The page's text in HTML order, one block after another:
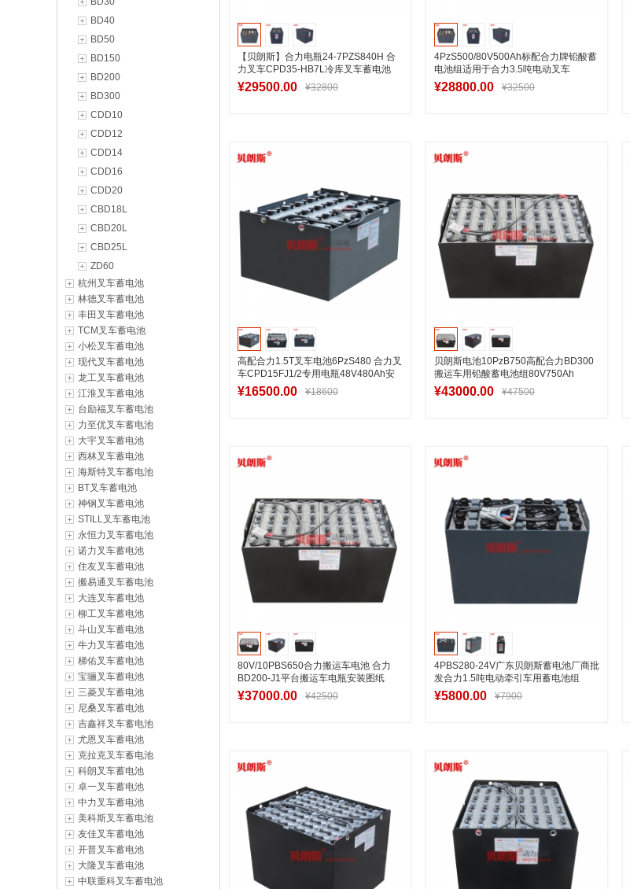
BD40
BD50
BD150
BD200
BD300
CDD10
CDD12
CDD14
CDD16
CDD20
CBD18L
CBD20L
CBD25L
ZD60
杭州叉车蓄电池
林德叉车蓄电池
丰田叉车蓄电池
TCM叉车蓄电池
小松叉车蓄电池
现代叉车蓄电池
龙工叉车蓄电池
江淮叉车蓄电池
台励福叉车蓄电池
力至优叉车蓄电池
大宇叉车蓄电池
西林叉车蓄电池
海斯特叉车蓄电池
BT叉车蓄电池
神钢叉车蓄电池
STILL叉车蓄电池
永恒力叉车蓄电池
诺力叉车蓄电池
住友叉车蓄电池
搬易通叉车蓄电池
大连叉车蓄电池
柳工叉车蓄电池
斗山叉车蓄电池
牛力叉车蓄电池
梯佑叉车蓄电池
宝骊叉车蓄电池
三菱叉车蓄电池
尼桑叉车蓄电池
吉鑫祥叉车蓄电池
尤恩叉车蓄电池
克拉克叉车蓄电池
科朗叉车蓄电池
卓一叉车蓄电池
中力叉车蓄电池
美科斯叉车蓄电池
友佳叉车蓄电池
开普叉车蓄电池
大隆叉车蓄电池
中联重科叉车蓄电池
【贝朗斯】合力电瓶24-7PZS840H 合
力叉车CPD35-HB7L冷库叉车蓄电池
48V840Ah
¥29500.00 ¥32800
4PzS500/80V500Ah标配合力牌铅酸蓄
电池组适用于合力3.5吨电动叉车
CPD35
¥28800.00 ¥32500
高配合力1.5T叉车电池6PzS480 合力叉
车CPD15FJ1/2专用电瓶48V480Ah安
装选型
¥16500.00 ¥18600
贝朗斯电池10PzB750高配合力BD300
搬运车用铅酸蓄电池组80V750Ah
¥43000.00 ¥47500
80V/10PBS650合力搬运车电池 合力
BD200-J1平台搬运车电瓶安装图纸
¥37000.00 ¥42500
4PBS280-24V广东贝朗斯蓄电池厂商批
发合力1.5吨电动牵引车用蓄电池组
280Ah
¥5800.00 ¥7900